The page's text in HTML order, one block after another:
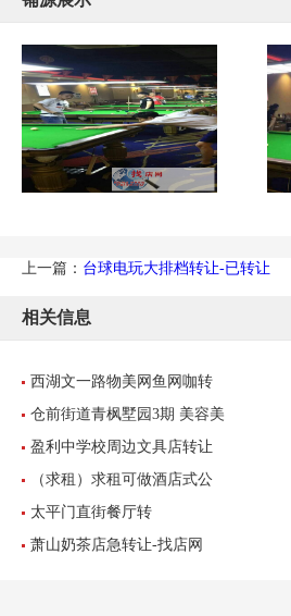
上一篇： 台球电玩大排档转让-已转让
相关信息
西湖文一路物美网鱼网咖转
让-找店网重点推荐
仓前街道青枫墅园3期 美容美
发
盈利中学校周边文具店转让
（求租）求租可做酒店式公
寓物业
太平门直街餐厅转
萧山奶茶店急转让-找店网